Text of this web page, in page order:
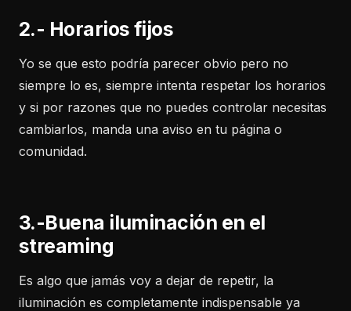
2.- Horarios fijos
Yo se que esto podría parecer obvio pero no
siempre lo es, siempre intenta respetar los horarios
y si por razones que no puedes controlar necesitas
cambiarlos, manda una aviso en tu página o
comunidad.
3.-Buena iluminación en el
streaming
Es algo que jamás voy a dejar de repetir, la
iluminación es completamente indispensable ya